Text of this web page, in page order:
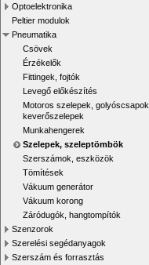
Optoelektronika
Peltier modulok
Pneumatika
Csövek
Érzékelők
Fittingek, fojtók
Levegő előkészítés
Motoros szelepek, golyóscsapok,
keverőszelepek
Munkahengerek
Szelepek, szeleptömbök
Szerszámok, eszközök
Tömítések
Vákuum generátor
Vákuum korong
Záródugók, hangtompítók
Szenzorok
Szerelési segédanyagok
Szerszám és forrasztás